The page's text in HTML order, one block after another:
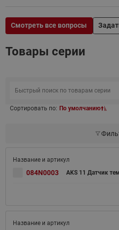
Смотреть все вопросы
Товары серии
Сортировать по: По умолчанию
084N0003 AKS 11 Датчик